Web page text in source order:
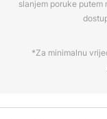
slanjem poruke putem
*Za minimalnu